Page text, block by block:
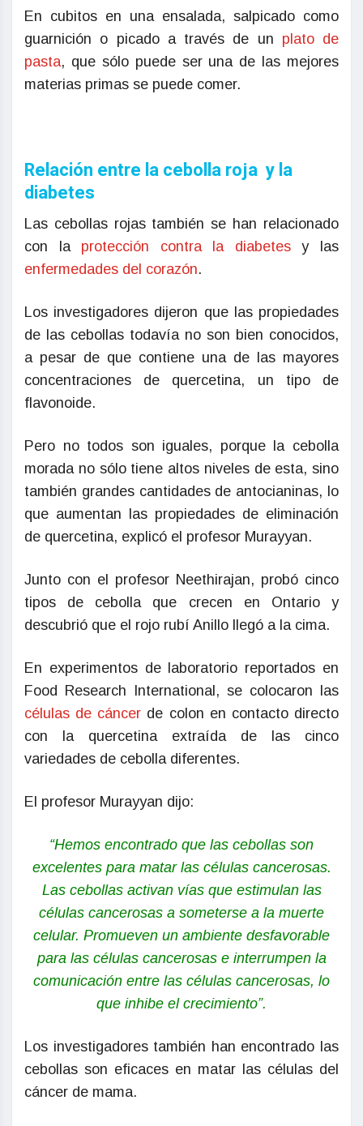
En cubitos en una ensalada, salpicado como
guarnición o picado a través de un plato de
pasta, que sólo puede ser una de las mejores
materias primas se puede comer.
Relación entre la cebolla roja y la
diabetes
Las cebollas rojas también se han relacionado
con la protección contra la diabetesy las
enfermedades del corazón.
Los investigadores dijeron que las propiedades
de las cebollas todavía no son bien conocidos,
a pesar de que contiene una de las mayores
concentraciones de quercetina, un tipo de
flavonoide.
Pero no todos son iguales, porque la cebolla
morada no sólo tiene altos niveles de esta, sino
también grandes cantidades de antocianinas, lo
que aumentan las propiedades de eliminación
de quercetina, explicó el profesor Murayyan.
Junto con el profesor Neethirajan, probó cinco
tipos de cebolla que crecen en Ontario y
descubrió que el rojo rubí Anillo llegó a la cima.
En experimentos de laboratorio reportados en
Food Research International, se colocaron las
células de cáncer de colon en contacto directo
con la quercetina extraída de las cinco
variedades de cebolla diferentes.
El profesor Murayyan dijo:
“Hemos encontrado que las cebollas son
excelentes para matar las células cancerosas.
Las cebollas activan vías que estimulan las
células cancerosas a someterse a la muerte
celular. Promueven un ambiente desfavorable
para las células cancerosas e interrumpen la
comunicación entre las células cancerosas, lo
que inhibe el crecimiento”.
Los investigadores también han encontrado las
cebollas son eficaces en matar las células del
cáncer de mama.